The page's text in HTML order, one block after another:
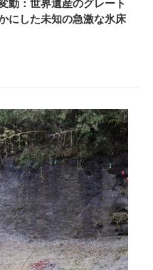
動：世界遺産のグレート
にした未知の急激な氷床